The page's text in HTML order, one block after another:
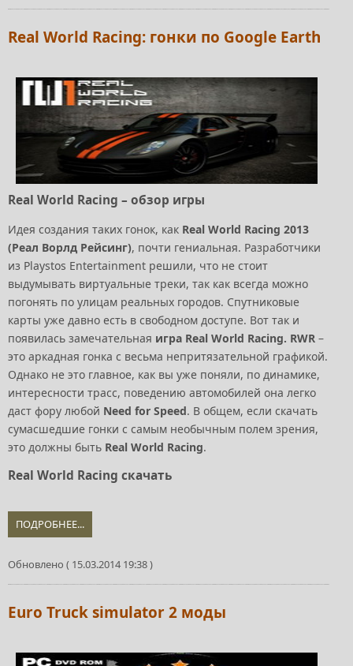
Real World Racing: гонки по Google Earth
Real World Racing – обзор игры
Идея создания таких гонок, как Real World Racing 2013
(Реал Ворлд Рейсинг), почти гениальная. Разработчики
из Playstos Entertainment решили, что не стоит
выдумывать виртуальные треки, так как всегда можно
погонять по улицам реальных городов. Спутниковые
карты уже давно есть в свободном доступе. Вот так и
появилась замечательная игра Real World Racing. RWR –
это аркадная гонка с весьма непритязательной графикой.
Однако не это главное, как вы уже поняли, по динамике,
интересности трасс, поведению автомобилей она легко
даст фору любой Need for Speed. В общем, если скачать
сумасшедшие гонки с самым необычным полем зрения,
это должны быть Real World Racing.
Real World Racing скачать
ПОДРОБНЕЕ...
Обновлено ( 15.03.2014 19:38 )
Euro Truck simulator 2 моды